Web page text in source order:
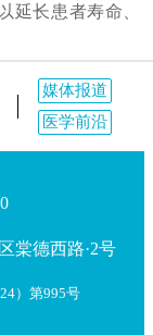
延长患者寿命、
媒体报道
医学前沿
棠德西路·2号
）第995号